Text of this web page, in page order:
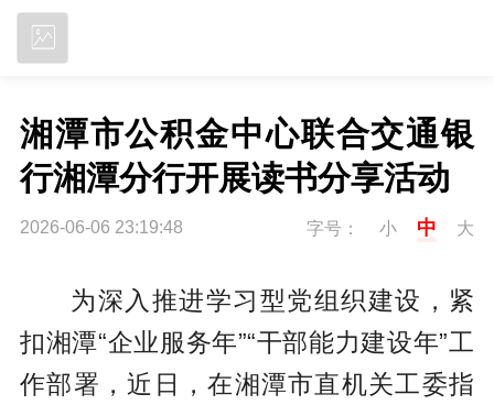
湘潭市公积金中心联合交通银
行湘潭分行开展读书分享活动
2026-06-06 23:19:48 字号： 小 中 大
为深入推进学习型党组织建设，紧
扣湘潭“企业服务年”“干部能力建设年”工
作部署，近日，在湘潭市直机关工委指